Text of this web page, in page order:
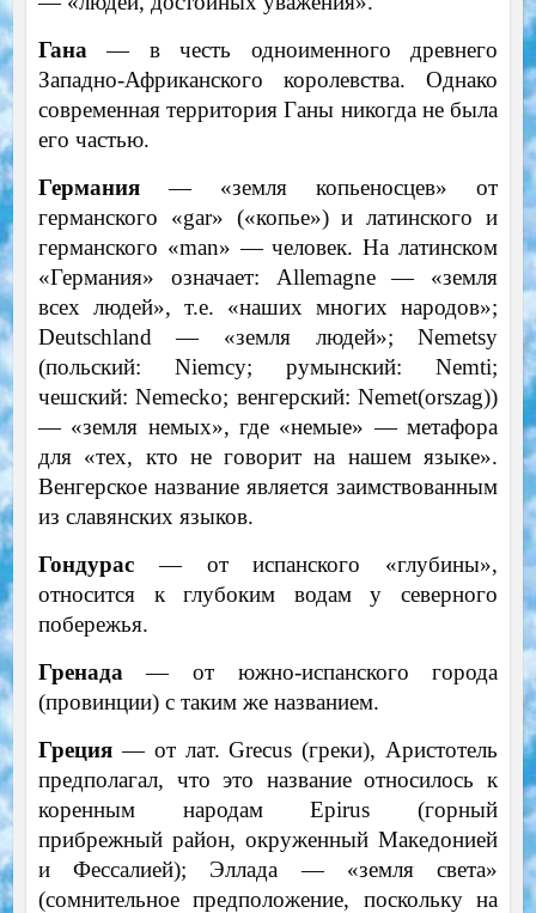
Гана — в честь одноименного древнего
Западно-Африканского королевства. Однако
современная территория Ганы никогда не была
его частью.
Германия— «земля копьеносцев» от
германского «gar» («копье») и латинского и
германского «man» — человек. На латинском
«Германия» означает: Allemagne — «земля
всех людей», т.е. «наших многих народов»;
Deutschland — «земля людей»; Nemetsy
(польский: Niemcy; румынский: Nemti;
чешский: Nemecko; венгерский: Nemet(orszag))
— «земля немых», где «немые» — метафора
для «тех, кто не говорит на нашем языке».
Венгерское название является заимствованным
из славянских языков.
Гондурас— от испанского «глубины»,
относится к глубоким водам у северного
побережья.
Гренада — от южно-испанского города
(провинции) с таким же названием.
Греция— от лат. Grecus (греки), Аристотель
предполагал, что это название относилось к
коренным народам Epirus (горный
прибрежный район, окруженный Македонией
и Фессалией); Эллада — «земля света»
(сомнительное предположение, поскольку на